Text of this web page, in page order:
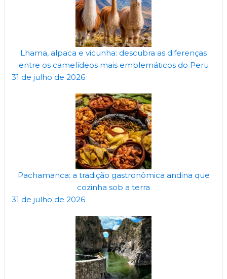
Lhama, alpaca e vicunha: descubra as diferenças
entre os camelídeos mais emblemáticos do Peru
31 de julho de 2026
Pachamanca: a tradição gastronômica andina que
cozinha sob a terra
31 de julho de 2026